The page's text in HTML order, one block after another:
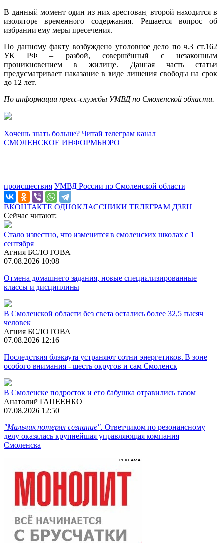
В данный момент один из них арестован, второй находится в
изоляторе временного содержания. Решается вопрос об
избрании ему меры пресечения.
По данному факту возбуждено уголовное дело по ч.3 ст.162
УК РФ – разбой, совершённый с незаконным
проникновением в жилище. Данная часть статьи
предусматривает наказание в виде лишения свободы на срок
до 12 лет.
По информации пресс-службы УМВД по Смоленской области.
Хочешь знать больше? Читай телеграм канал
СМОЛЕНСКОЕ ИНФОРМБЮРО
происшествия УМВД России по Смоленской области
ВКОНТАКТЕ ОДНОКЛАССНИКИ ТЕЛЕГРАМ ДЗЕН
Сейчас читают:
Стало известно, что изменится в смоленских школах с 1
сентября
Агния БОЛОТОВА
07.08.2026 10:08
Отмена домашнего задания, новые специализированные
классы и дисциплины
В Смоленской области без света остались более 32,5 тысяч
человек
Агния БОЛОТОВА
07.08.2026 12:16
Последствия блэкаута устраняют сотни энергетиков. В зоне
особого внимания - шесть округов и сам Смоленск
В Смоленске подросток и его бабушка отравились газом
Анатолий ГАПЕЕНКО
07.08.2026 12:50
"Мальчик потерял сознание". Ответчиком по резонансному
делу оказалась крупнейшая управляющая компания
Смоленска